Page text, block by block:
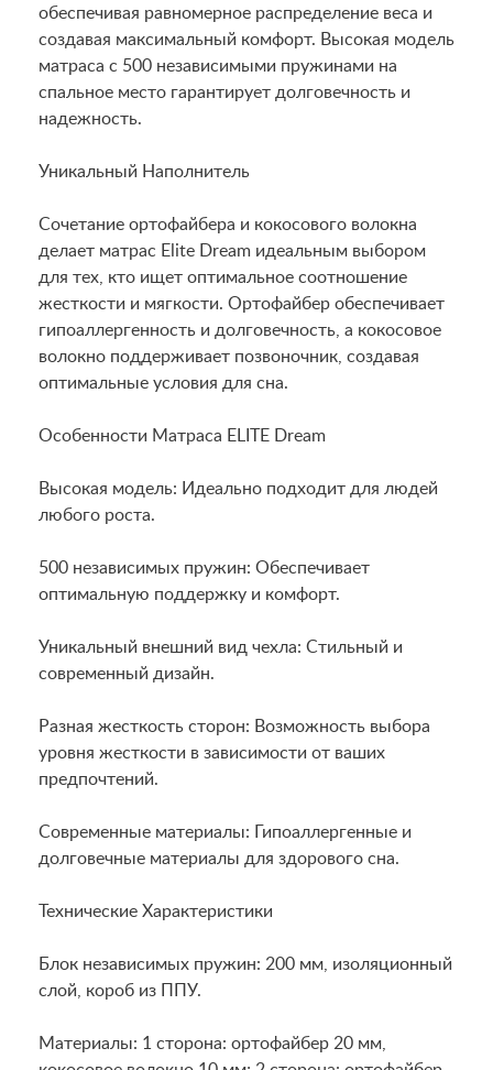
обеспечивая равномерное распределение веса и
создавая максимальный комфорт. Высокая модель
матраса с 500 независимыми пружинами на
спальное место гарантирует долговечность и
надежность.
Уникальный Наполнитель
Сочетание ортофайбера и кокосового волокна
делает матрас Elite Dream идеальным выбором
для тех, кто ищет оптимальное соотношение
жесткости и мягкости. Ортофайбер обеспечивает
гипоаллергенность и долговечность, а кокосовое
волокно поддерживает позвоночник, создавая
оптимальные условия для сна.
Особенности Матраса ELITE Dream
Высокая модель: Идеально подходит для людей
любого роста.
500 независимых пружин: Обеспечивает
оптимальную поддержку и комфорт.
Уникальный внешний вид чехла: Стильный и
современный дизайн.
Разная жесткость сторон: Возможность выбора
уровня жесткости в зависимости от ваших
предпочтений.
Современные материалы: Гипоаллергенные и
долговечные материалы для здорового сна.
Технические Характеристики
Блок независимых пружин: 200 мм, изоляционный
слой, короб из ППУ.
Материалы: 1 сторона: ортофайбер 20 мм,